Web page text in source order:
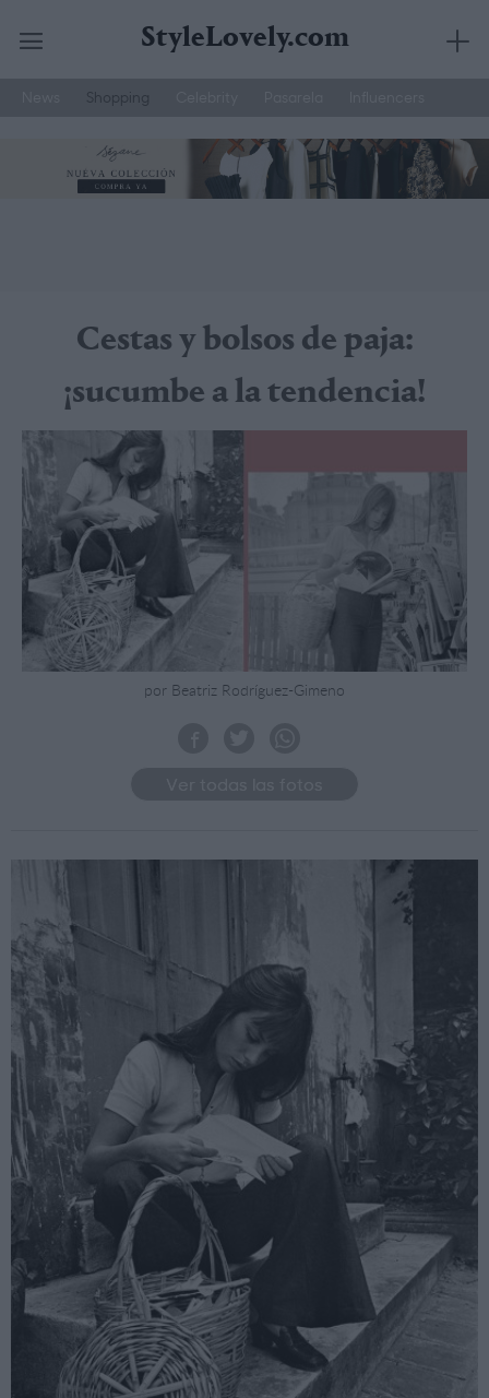
contenido
StyleLovely.com
Shopping
Street Style Moda Hombre
Cestas y bolsos de paja:
¡sucumbe a la tendencia!
por Beatriz Rodríguez-Gimeno